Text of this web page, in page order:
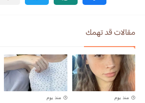
مقالات قد تهمك
منذ يوم منذ يوم